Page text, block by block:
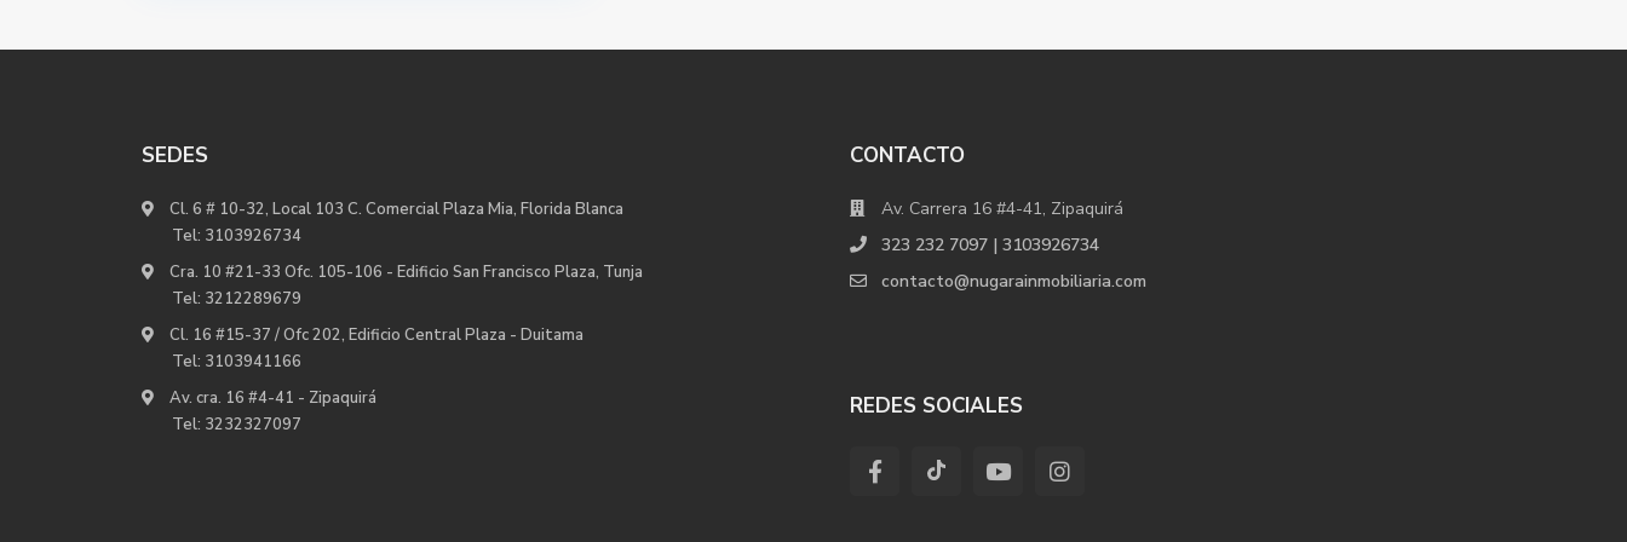
SEDES
Cl. 6 # 10-32, Local 103 C. Comercial Plaza Mia, Florida Blanca
Tel: 3103926734
Cra. 10 #21-33 Ofc. 105-106 - Edificio San Francisco Plaza, Tunja
Tel: 3212289679
Cl. 16 #15-37 / Ofc 202, Edificio Central Plaza - Duitama
Tel: 3103941166
Av. cra. 16 #4-41 - Zipaquirá
Tel: 3232327097
CONTACTO
Av. Carrera 16 #4-41, Zipaquirá
323 232 7097 | 3103926734
contacto@nugarainmobiliaria.com
REDES SOCIALES